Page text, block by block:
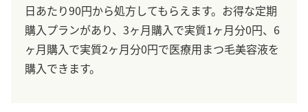
日あたり90円から処方してもらえます。お得な定期
購入プランがあり、3ヶ月購入で実質1ヶ月分0円、6
ヶ月購入で実質2ヶ月分0円で医療用まつ毛美容液を
購入できます。